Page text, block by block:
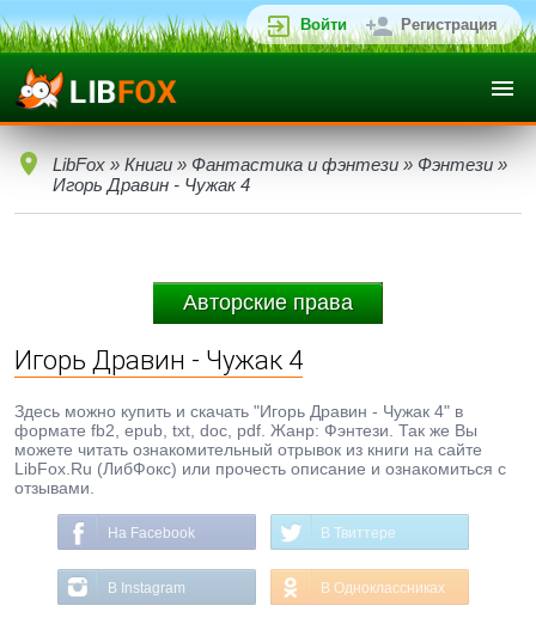
Войти Регистрация
LibFox » Книги » Фантастика и фэнтези » Фэнтези »
Игорь Дравин - Чужак 4
Авторские права
Игорь Дравин - Чужак 4
Здесь можно купить и скачать "Игорь Дравин - Чужак 4" в
формате fb2, epub, txt, doc, pdf. Жанр: Фэнтези. Так же Вы
можете читать ознакомительный отрывок из книги на сайте
LibFox.Ru (ЛибФокс) или прочесть описание и ознакомиться с
отзывами.
На Facebook В Твиттере
В Instagram В Одноклассниках